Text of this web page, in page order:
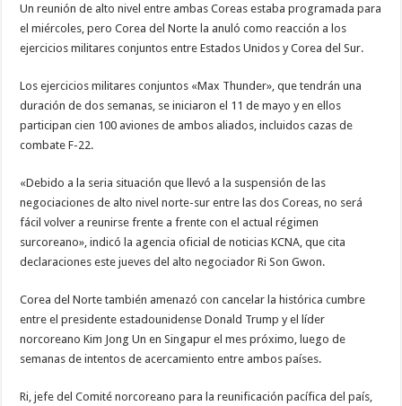
Un reunión de alto nivel entre ambas Coreas estaba programada para
el miércoles, pero Corea del Norte la anuló como reacción a los
ejercicios militares conjuntos entre Estados Unidos y Corea del Sur.
Los ejercicios militares conjuntos «Max Thunder», que tendrán una
duración de dos semanas, se iniciaron el 11 de mayo y en ellos
participan cien 100 aviones de ambos aliados, incluidos cazas de
combate F-22.
«Debido a la seria situación que llevó a la suspensión de las
negociaciones de alto nivel norte-sur entre las dos Coreas, no será
fácil volver a reunirse frente a frente con el actual régimen
surcoreano», indicó la agencia oficial de noticias KCNA, que cita
declaraciones este jueves del alto negociador Ri Son Gwon.
Corea del Norte también amenazó con cancelar la histórica cumbre
entre el presidente estadounidense Donald Trump y el líder
norcoreano Kim Jong Un en Singapur el mes próximo, luego de
semanas de intentos de acercamiento entre ambos países.
Ri, jefe del Comité norcoreano para la reunificación pacífica del país,